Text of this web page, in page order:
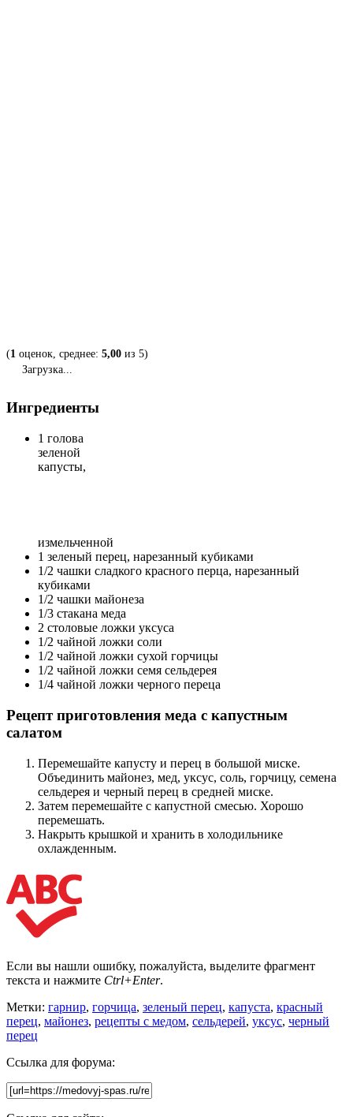
(1 оценок, среднее: 5,00 из 5)
Загрузка...
Ингредиенты
1 голова
зеленой
капусты,
измельченной
1 зеленый перец, нарезанный кубиками
1/2 чашки сладкого красного перца, нарезанный
кубиками
1/2 чашки майонеза
1/3 стакана меда
2 столовые ложки уксуса
1/2 чайной ложки соли
1/2 чайной ложки сухой горчицы
1/2 чайной ложки семя сельдерея
1/4 чайной ложки черного переца
Рецепт приготовления меда с капустным
салатом
Перемешайте капусту и перец в большой миске.
Объединить майонез, мед, уксус, соль, горчицу, семена
сельдерея и черный перец в средней миске.
Затем перемешайте с капустной смесью. Хорошо
перемешать.
Накрыть крышкой и хранить в холодильнике
охлажденным.
Если вы нашли ошибку, пожалуйста, выделите фрагмент
текста и нажмите Ctrl+Enter.
Метки: гарнир, горчица, зеленый перец, капуста, красный
перец, майонез, рецепты с медом, сельдерей, уксус, черный
перец
Ссылка для форума: